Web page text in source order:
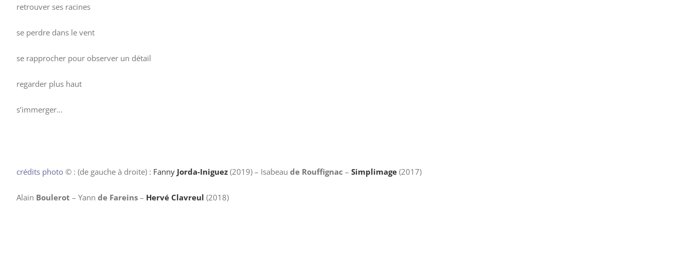
retrouver ses racines
se perdre dans le vent
se rapprocher pour observer un détail
regarder plus haut
s’immerger…
crédits photo © : (de gauche à droite) : Fanny Jorda-Iniguez (2019) – Isabeau de Rouffignac – Simplimage (2017)
Alain Boulerot – Yann de Fareins – Hervé Clavreul (2018)